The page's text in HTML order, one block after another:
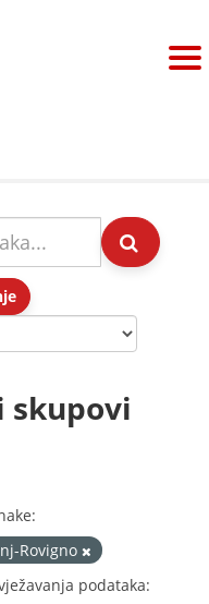
skupovi
Rovigno
podataka: